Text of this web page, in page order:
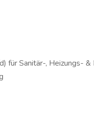
für Sanitär-, Heizungs- &